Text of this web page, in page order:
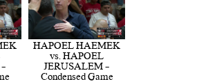
HAPOEL HAEMEK
vs. HAPOEL
JERUSALEM -
Condensed Game
-